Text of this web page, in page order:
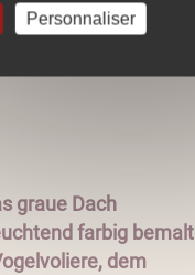
graue Dach
farbig
dem
Personnaliser